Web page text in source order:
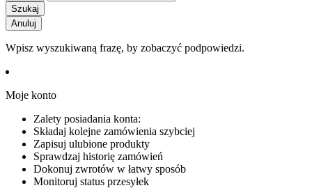
Szukaj
Anuluj
Wpisz wyszukiwaną frazę, by zobaczyć podpowiedzi.
Moje konto
Zalety posiadania konta:
Składaj kolejne zamówienia szybciej
Zapisuj ulubione produkty
Sprawdzaj historię zamówień
Dokonuj zwrotów w łatwy sposób
Monitoruj status przesyłek